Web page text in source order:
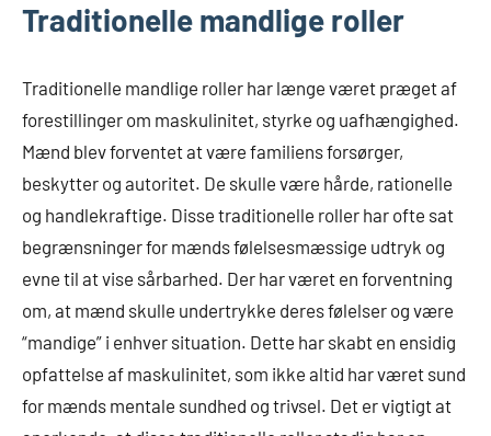
Traditionelle mandlige roller
Traditionelle mandlige roller har længe været præget af
forestillinger om maskulinitet, styrke og uafhængighed.
Mænd blev forventet at være familiens forsørger,
beskytter og autoritet. De skulle være hårde, rationelle
og handlekraftige. Disse traditionelle roller har ofte sat
begrænsninger for mænds følelsesmæssige udtryk og
evne til at vise sårbarhed. Der har været en forventning
om, at mænd skulle undertrykke deres følelser og være
“mandige” i enhver situation. Dette har skabt en ensidig
opfattelse af maskulinitet, som ikke altid har været sund
for mænds mentale sundhed og trivsel. Det er vigtigt at